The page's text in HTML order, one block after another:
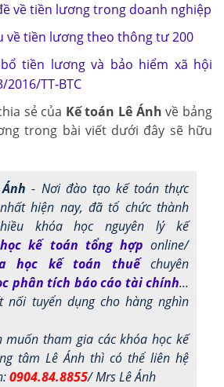
về tiền lương trong doanh nghiệp
về tiền lương theo thông tư 200
tiền lương và bảo hiểm xã hội
TT-BTC
sẻ của Kế toán Lê Ánh về bảng
trong bài viết dưới đây sẽ hữu
- Nơi đào tạo kế toán thực
hiện nay, đã tổ chức thành
khóa học nguyên lý kế
kế toán tổng hợp online/
học kế toán thuếchuyên
phân tích báo cáo tài chính...
nối tuyển dụng cho hàng nghìn
muốn tham gia các khóa học kế
tâm Lê Ánh thì có thể liên hệ
0904.84.8855/ Mrs Lê Ánh